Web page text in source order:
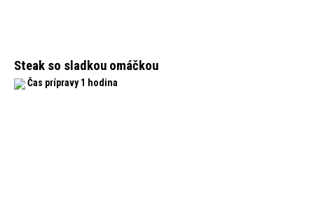
Steak so sladkou omáčkou
Čas prípravy 1 hodina